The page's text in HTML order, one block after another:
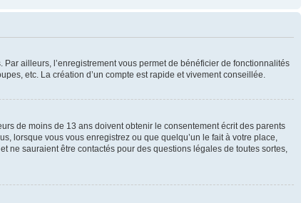
ailleurs, l’enregistrement vous permet de bénéficier de fonctionnalités
etc. La création d’un compte est rapide et vivement conseillée.
de moins de 13 ans doivent obtenir le consentement écrit des parents
lorsque vous vous enregistrez ou que quelqu’un le fait à votre place,
sauraient être contactés pour des questions légales de toutes sortes,